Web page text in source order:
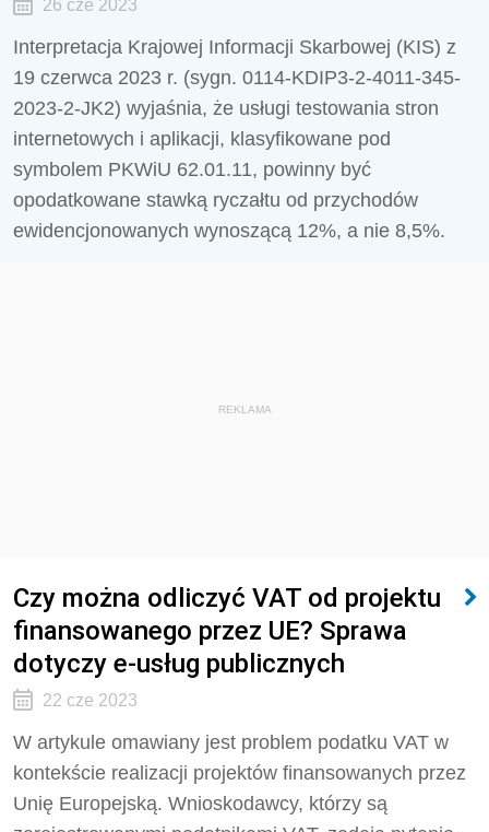
26 cze 2023
Interpretacja Krajowej Informacji Skarbowej (KIS) z
19 czerwca 2023 r. (sygn. 0114-KDIP3-2-4011-345-
2023-2-JK2) wyjaśnia, że usługi testowania stron
internetowych i aplikacji, klasyfikowane pod
symbolem PKWiU 62.01.11, powinny być
opodatkowane stawką ryczałtu od przychodów
ewidencjonowanych wynoszącą 12%, a nie 8,5%.
REKLAMA
Czy można odliczyć VAT od projektu
finansowanego przez UE? Sprawa
dotyczy e-usług publicznych
22 cze 2023
W artykule omawiany jest problem podatku VAT w
kontekście realizacji projektów finansowanych przez
Unię Europejską. Wnioskodawcy, którzy są